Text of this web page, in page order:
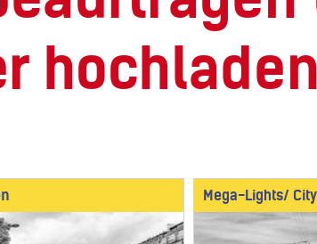
hochladen
Mega-Lights/